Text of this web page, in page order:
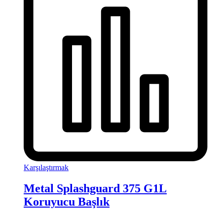
Karşılaştırmak
Metal Splashguard 375 G1L
Koruyucu Başlık